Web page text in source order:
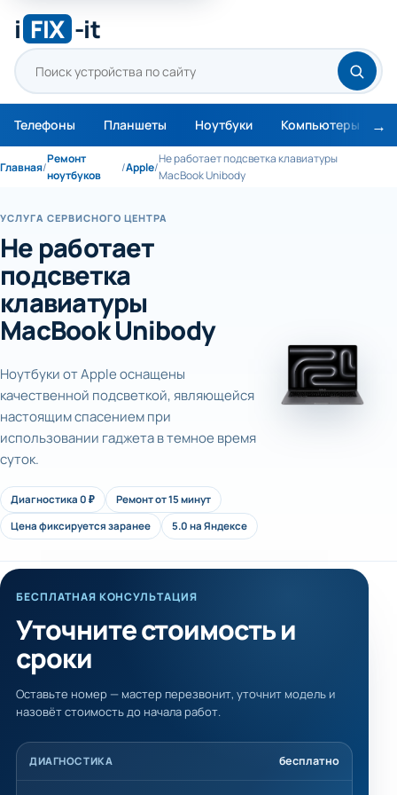
i FIX -it
Телефоны Планшеты Ноутбуки Компьютеры
Главная/
Ремонт
ноутбуков
/Apple/
Не работает подсветка клавиатуры
MacBook Unibody
УСЛУГА СЕРВИСНОГО ЦЕНТРА
Не работает
подсветка
клавиатуры
MacBook Unibody
Ноутбуки от Apple оснащены
качественной подсветкой, являющейся
настоящим спасением при
использовании гаджета в темное время
суток.
Диагностика 0 ₽
Ремонт от 15 минут
Цена фиксируется заранее
5.0 на Яндексе
БЕСПЛАТНАЯ КОНСУЛЬТАЦИЯ
Уточните стоимость и
сроки
Оставьте номер — мастер перезвонит, уточнит модель и
назовёт стоимость до начала работ.
ДИАГНОСТИКА бесплатно